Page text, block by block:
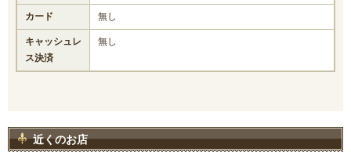
カード 無し
キャッシュレ
ス決済
無し
近くのお店